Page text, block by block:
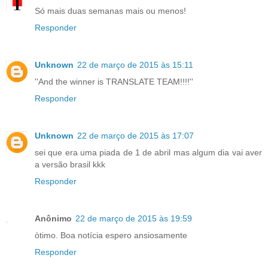
Só mais duas semanas mais ou menos!
Responder
Unknown 22 de março de 2015 às 15:11
''And the winner is TRANSLATE TEAM!!!!''
Responder
Unknown 22 de março de 2015 às 17:07
sei que era uma piada de 1 de abril mas algum dia vai aver
a versão brasil kkk
Responder
Anônimo 22 de março de 2015 às 19:59
òtimo. Boa notícia espero ansiosamente
Responder